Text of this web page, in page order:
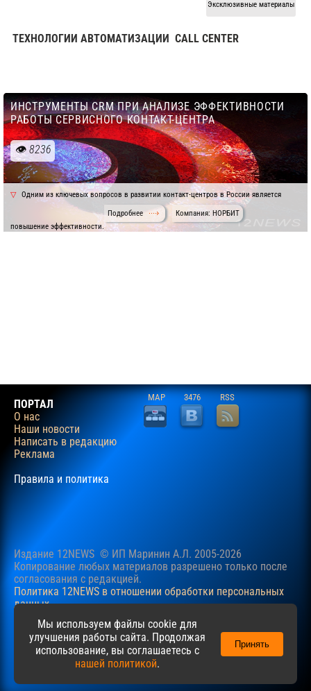
Эксклюзивные материалы
ТЕХНОЛОГИИ АВТОМАТИЗАЦИИ CALL CENTER
ИНСТРУМЕНТЫ CRM ПРИ АНАЛИЗЕ ЭФФЕКТИВНОСТИ
РАБОТЫ СЕРВИСНОГО КОНТАКТ-ЦЕНТРА
8236
Одним из ключевых вопросов в развитии контакт-центров в России является
повышение эффективности.
Подробнее Компания: НОРБИТ
ПОРТАЛ
О нас
Наши новости
Написать в редакцию
Реклама
Правила и политика
MAP 3476 RSS
Издание 12NEWS © ИП Маринин А.Л. 2005-2026
Копирование любых материалов разрешено только после
согласования c редакцией.
Политика 12NEWS в отношении обработки персональных
данных
Наш сайт использует файлы cookie для учучшения
пользовательского опыта. Продолжая просматривать сайт,
вы соглашаетесь с нашейПолитикойв отношении файлов
Мы используем файлы cookie для
улучшения работы сайта. Продолжая
использование, вы соглашаетесь с
нашей политикой.
Принять